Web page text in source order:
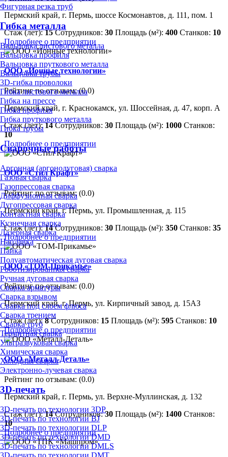
Фигурная резка труб
Гибка металла
Вальцовка листового металла
Вальцовка профиля
Вальцовка пруткового металла
Вальцовка трубы
3D-гибка проволоки
Гибка листового металла
Гибка на прессе
Гибка профиля
Гибка пруткового металла
Гибка трубы
Сварочные работы
Аргонная (аргонодуговая) сварка
Газовая сварка
Газопрессовая сварка
Диффузионная сварка
Дугопрессовая сварка
Контактная сварка
Кузнечная сварка
Лазерная сварка
Наплавка
Пайка
Полуавтоматическая дуговая сварка
Роботизированная сварка
Ручная дуговая сварка
Сварка арматуры
Сварка взрывом
Сварка под слоем флюса
Сварка трением
Сварка труб
Термитная сварка
Ультразвуковая сварка
Химическая сварка
Холодная сварка
Электронно-лучевая сварка
3D-печать
3D-печать по технологии 3DP
3D-печать по технологии BJ
3D-печать по технологии DLP
3D-печать по технологии DMD
3D-печать по технологии DMLS
3D-печать по технологии DMT
Пермский край, г. Пермь, шоссе Космонавтов, д. 111, пом. 1
Стаж (лет):15 Сотрудников: 30 Площадь (м²): 400 Станков: 10
Подробнее о предприятии
ООО «Ионные технологии»
Рейтинг по отзывам:(0.0)
Пермский край, г. Краснокамск, ул. Шоссейная, д. 47, корп. А
Стаж (лет):14 Сотрудников: 30 Площадь (м²): 1000 Станков:
10
Подробнее о предприятии
ООО «Стил Крафт»
Рейтинг по отзывам: (0.0)
Пермский край, г. Пермь, ул. Промышленная, д. 115
Стаж (лет):14 Сотрудников: 30 Площадь (м²): 350 Станков: 35
Подробнее о предприятии
ООО «ТОМ-Прикамье»
Рейтинг по отзывам: (0.0)
Пермский край, г. Пермь, ул. Кирпичный завод, д. 15АЗ
Стаж (лет):8 Сотрудников: 15 Площадь (м²): 595 Станков: 10
Подробнее о предприятии
ООО «Металл-Деталь»
Рейтинг по отзывам: (0.0)
Пермский край, г. Пермь, ул. Верхне-Муллинская, д. 132
Стаж (лет):14 Сотрудников:30 Площадь (м²): 1400 Станков:
10
Подробнее о предприятии